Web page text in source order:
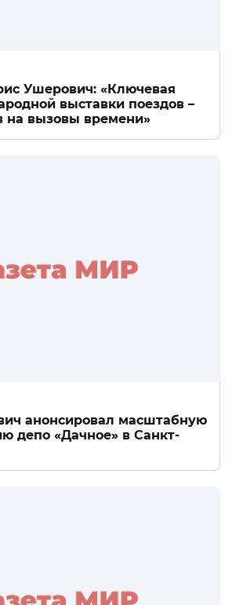
Ушерович: «Ключевая
выставки поездов –
на вызовы времени»
анонсировал масштабную
депо «Дачное» в Санкт-